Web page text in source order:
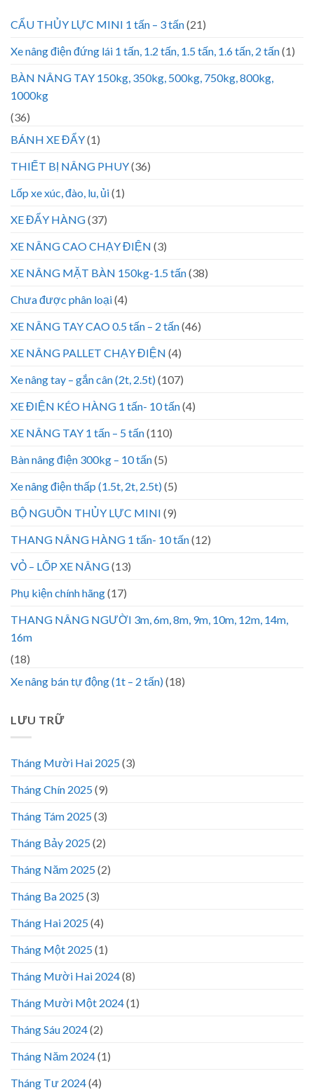
CẨU THỦY LỰC MINI 1 tấn – 3 tấn(21)
Xe nâng điện đứng lái 1 tấn, 1.2 tấn, 1.5 tấn, 1.6 tấn, 2 tấn(1)
BÀN NÂNG TAY 150kg, 350kg, 500kg, 750kg, 800kg,
1000kg
(36)
BÁNH XE ĐẨY(1)
THIẾT BỊ NÂNG PHUY(36)
Lốp xe xúc, đào, lu, ủi(1)
XE ĐẨY HÀNG(37)
XE NÂNG CAO CHẠY ĐIỆN (3)
XE NÂNG MẶT BÀN 150kg-1.5 tấn(38)
Chưa được phân loại(4)
XE NÂNG TAY CAO 0.5 tấn – 2 tấn(46)
XE NÂNG PALLET CHẠY ĐIỆN (4)
Xe nâng tay – gắn cân (2t, 2.5t)(107)
XE ĐIỆN KÉO HÀNG 1 tấn- 10 tấn(4)
XE NÂNG TAY 1 tấn – 5 tấn(110)
Bàn nâng điện 300kg – 10 tấn(5)
Xe nâng điện thấp (1.5t, 2t, 2.5t)(5)
BỘ NGUỒN THỦY LỰC MINI (9)
THANG NÂNG HÀNG 1 tấn- 10 tấn(12)
VỎ – LỐP XE NÂNG(13)
Phụ kiện chính hãng(17)
THANG NÂNG NGƯỜI 3m, 6m, 8m, 9m, 10m, 12m, 14m,
16m
(18)
Xe nâng bán tự động (1t – 2 tấn)(18)
LƯU TRỮ
Tháng Mười Hai 2025(3)
Tháng Chín 2025(9)
Tháng Tám 2025(3)
Tháng Bảy 2025(2)
Tháng Năm 2025(2)
Tháng Ba 2025(3)
Tháng Hai 2025(4)
Tháng Một 2025(1)
Tháng Mười Hai 2024(8)
Tháng Mười Một 2024(1)
Tháng Sáu 2024(2)
Tháng Năm 2024(1)
Tháng Tư 2024(4)